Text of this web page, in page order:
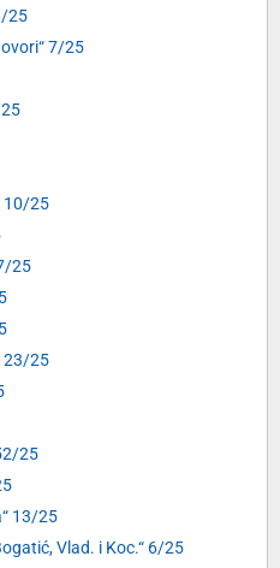
25
7/25
10/25
25
23/25
25
13/25
Vlad. i Koc.“ 6/25